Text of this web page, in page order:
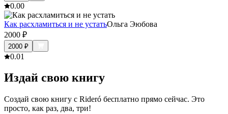
0.00
Как расхламиться и не устатьОльга Эюбова
2000 ₽
2000 ₽
0.01
Издай свою книгу
Создай свою книгу с Rideró бесплатно прямо сейчас. Это
просто, как раз, два, три!